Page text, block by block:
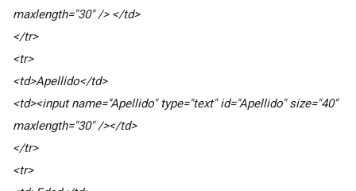
maxlength="30" /> </td>
</tr>
<tr>
<td>Apellido</td>
<td><input name="Apellido" type="text" id="Apellido" size="40"
maxlength="30" /></td>
</tr>
<tr>